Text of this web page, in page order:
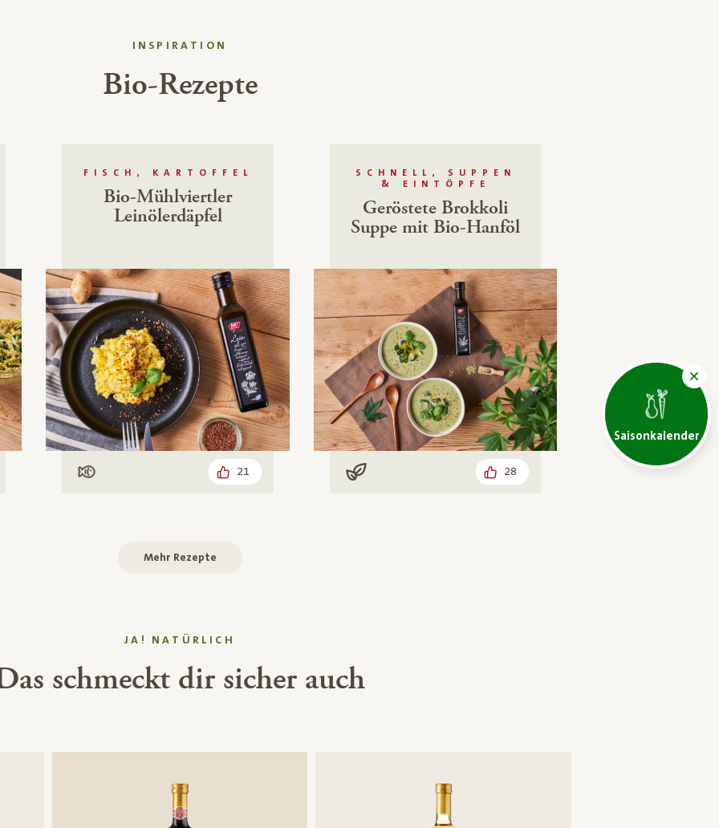
Saisonkalender
INSPIRATION
Bio-Rezepte
FISCH, KARTOFFEL
Bio-Mühlviertler
Leinölerdäpfel
Mit Fisch 21
SCHNELL, SUPPEN
& EINTÖPFE
Geröstete Brokkoli
Suppe mit Bio-Hanföl
Vegan 28
Mehr Rezepte
JA! NATÜRLICH
schmeckt dir sicher auch